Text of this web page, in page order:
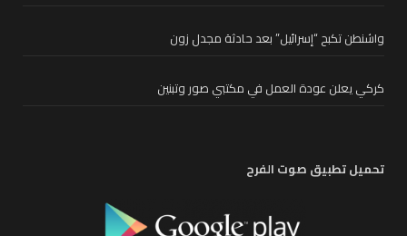
واشنطن تكبح “إسرائيل” بعد حادثة مجدل زون
كركي يعلن عودة العمل في مكتبي صور وتبنين
تحميل تطبيق صوت الفرح